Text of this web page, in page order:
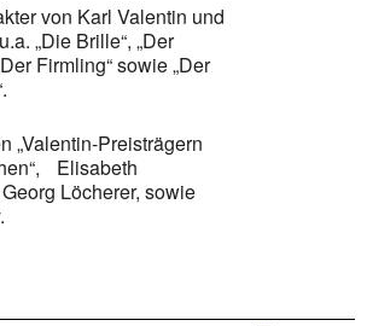
von Karl Valentin und
„Die Brille“, „Der
Firmling“ sowie „Der
„Valentin-Preisträgern
Elisabeth
Löcherer, sowie